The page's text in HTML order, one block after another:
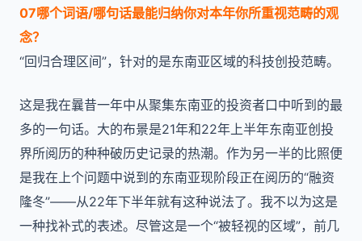
07哪个词语/哪句话最能归纳你对本年你所重视范畴的观
念？
“回归合理区间”，针对的是东南亚区域的科技创投范畴。
这是我在曩昔一年中从聚集东南亚的投资者口中听到的最
多的一句话。大的布景是21年和22年上半年东南亚创投
界所阅历的种种破历史记录的热潮。作为另一半的比照便
是我在上个问题中说到的东南亚现阶段正在阅历的“融资
隆冬”——从22年下半年就有这种说法了。我不以为这是
一种找补式的表述。尽管这是一个“被轻视的区域”，前几